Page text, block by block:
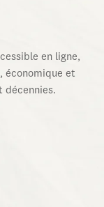
en ligne,
économique et
décennies.